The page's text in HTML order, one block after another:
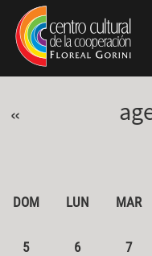
Pasar al contenido principal
Jump to main content
«
DOM LUN MAR
5
6 7